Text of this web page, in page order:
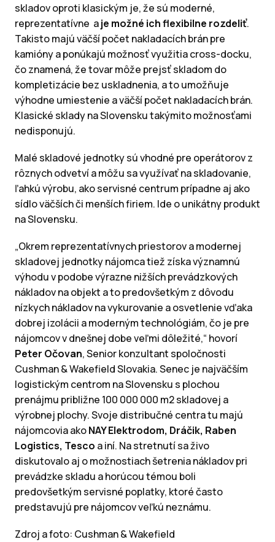
skladov oproti klasickým je, že sú moderné,
reprezentatívne aje možné ich flexibilne rozdeliť.
Takisto majú väčší počet nakladacích brán pre
kamióny a ponúkajú možnosť využitia cross-docku,
čo znamená, že tovar môže prejsť skladom do
kompletizácie bez uskladnenia, a to umožňuje
výhodne umiestenie a väčší počet nakladacích brán.
Klasické sklady na Slovensku takýmito možnosťami
nedisponujú.
Malé skladové jednotky sú vhodné pre operátorov z
rôznych odvetví a môžu sa využívať na skladovanie,
ľahkú výrobu, ako servisné centrum prípadne aj ako
sídlo väčších či menších firiem. Ide o unikátny produkt
na Slovensku.
„Okrem reprezentatívnych priestorov a modernej
skladovej jednotky nájomca tiež získa významnú
výhodu v podobe výrazne nižších prevádzkových
nákladov na objekt a to predovšetkým z dôvodu
nízkych nákladov na vykurovanie a osvetlenie vďaka
dobrej izolácii a moderným technológiám, čo je pre
nájomcov v dnešnej dobe veľmi dôležité,“ hovorí
Peter Očovan, Senior konzultant spoločnosti
Cushman & Wakefield Slovakia. Senec je najväčším
logistickým centrom na Slovensku s plochou
prenájmu približne 100 000 000 m2 skladovej a
výrobnej plochy. Svoje distribučné centra tu majú
nájomcovia akoNAY Elektrodom, Dráčik, Raben
Logistics, Tesco a iní. Na stretnutí sa živo
diskutovalo aj o možnostiach šetrenia nákladov pri
prevádzke skladu a horúcou témou boli
predovšetkým servisné poplatky, ktoré často
predstavujú pre nájomcov veľkú neznámu.
Zdroj a foto: Cushman & Wakefield